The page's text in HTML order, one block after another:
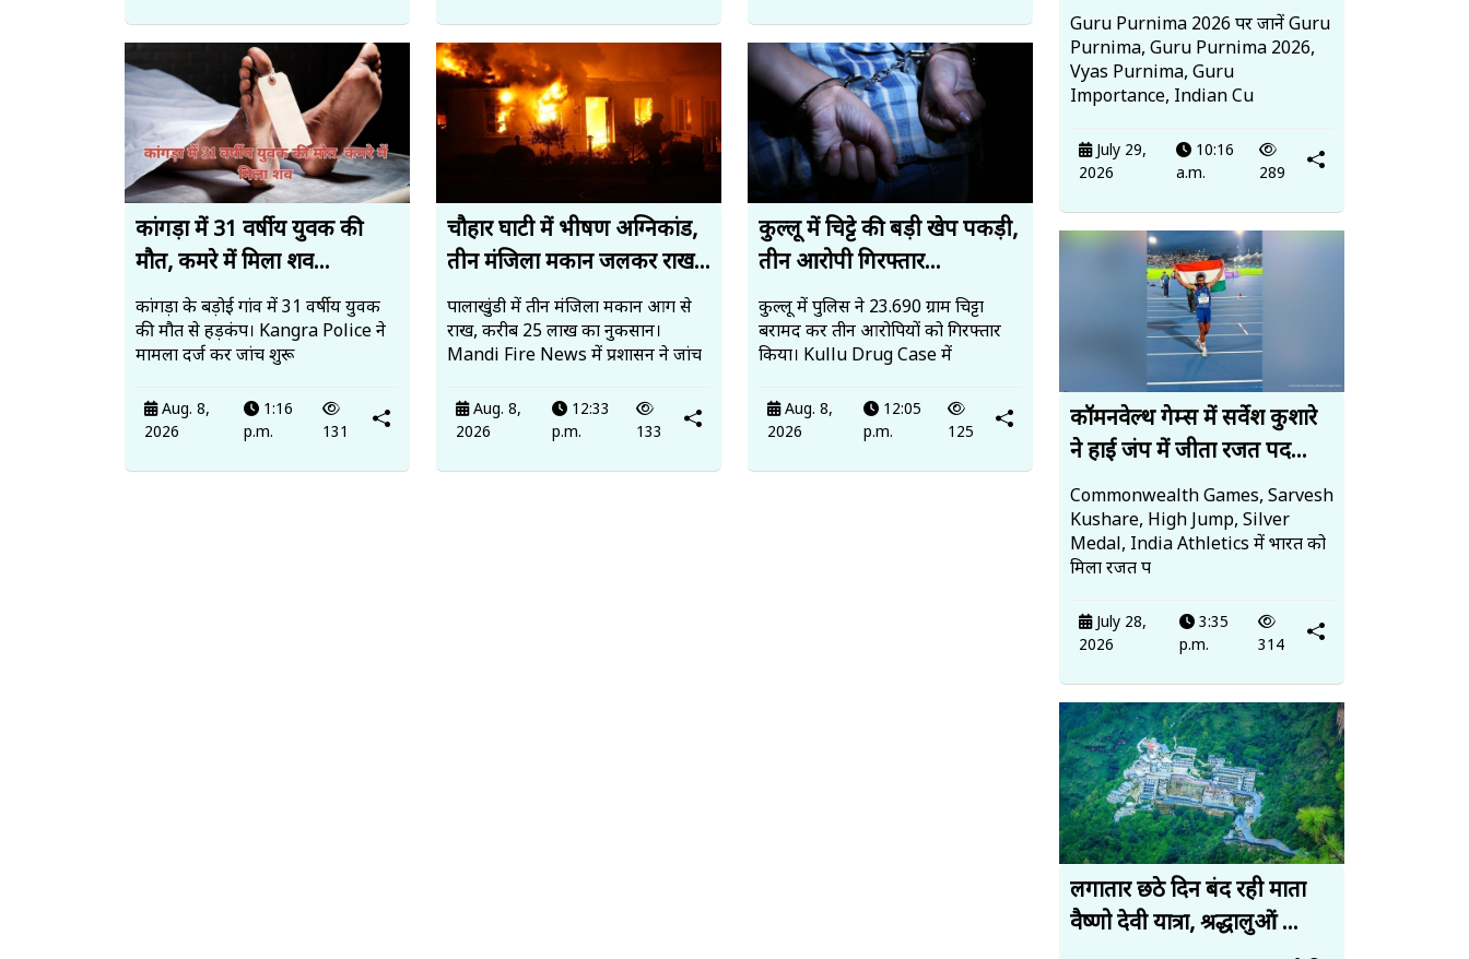
कांगड़ा में 31 वर्षीय युवक की
मौत, कमरे में मिला शव...
कांगड़ा के बड़ोई गांव में 31 वर्षीय युवक
की मौत से हड़कंप। Kangra Police ने
मामला दर्ज कर जांच शुरू
Aug. 8,
2026
1:16
p.m.
131
चौहार घाटी में भीषण अग्निकांड,
तीन मंजिला मकान जलकर राख...
पालाखुंडी में तीन मंजिला मकान आग से
राख, करीब 25 लाख का नुकसान।
Mandi Fire News में प्रशासन ने जांच
Aug. 8,
2026
12:33
p.m.
133
कुल्लू में चिट्टे की बड़ी खेप पकड़ी,
तीन आरोपी गिरफ्तार...
कुल्लू में पुलिस ने 23.690 ग्राम चिट्टा
बरामद कर तीन आरोपियों को गिरफ्तार
किया। Kullu Drug Case में
Aug. 8,
2026
12:05
p.m.
125
Guru Purnima 2026 पर जानें Guru
Purnima, Guru Purnima 2026,
Vyas Purnima, Guru
Importance, Indian Cu
July 29,
2026
10:16
a.m.
289
कॉमनवेल्थ गेम्स में सर्वेश कुशारे
ने हाई जंप में जीता रजत पद...
Commonwealth Games, Sarvesh
Kushare, High Jump, Silver
Medal, India Athletics में भारत को
मिला रजत प
July 28,
2026
3:35
p.m.
314
लगातार छठे दिन बंद रही माता
वैष्णो देवी यात्रा, श्रद्धालुओं ...